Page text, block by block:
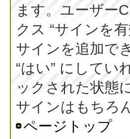
ます。ユーザー
クス “サインを
サインを追加で
“はい” にしてい
ックされた状態
サインはもちろ
ページトップ